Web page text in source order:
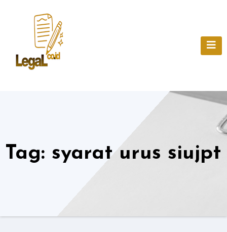
Tag: syarat urus siujpt